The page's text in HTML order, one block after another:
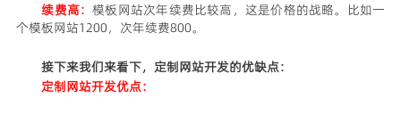
续费高：模板网站次年续费比较高，这是价格的战略。比如一
个模板网站1200，次年续费800。
接下来我们来看下，定制网站开发的优缺点：
定制网站开发优点：